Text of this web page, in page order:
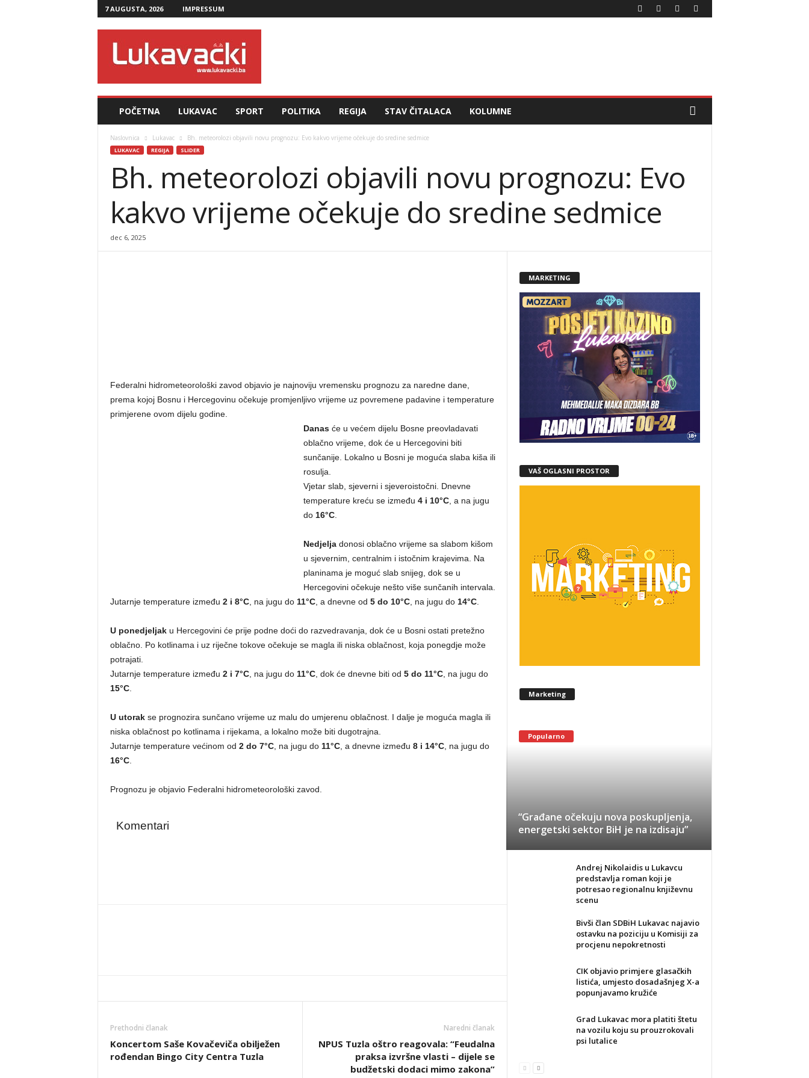
7 AUGUSTA, 2026 IMPRESSUM
L
POČETNA LUKAVAC SPORT POLITIKA REGIJA STAV ČITALACA KOLUMNE
Naslovnica Lukavac Bh. meteorolozi objavili novu prognozu: Evo kakvo vrijeme očekuje do sredine sedmice
LUKAVAC REGIJA SLIDER
Bh. meteorolozi objavili novu prognozu: Evo
kakvo vrijeme očekuje do sredine sedmice
dec 6, 2025
Federalni hidrometeorološki zavod objavio je najnoviju vremensku prognozu za naredne dane,
prema kojoj Bosnu i Hercegovinu očekuje promjenljivo vrijeme uz povremene padavine i temperature
primjerene ovom dijelu godine.
Danasće u većem dijelu Bosne preovladavati
oblačno vrijeme, dok će u Hercegovini biti
sunčanije. Lokalno u Bosni je moguća slaba kiša ili
rosulja.
Vjetar slab, sjeverni i sjeveroistočni. Dnevne
temperature kreću se između 4 i 10°C, a na jugu
do 16°C.
Nedjeljadonosi oblačno vrijeme sa slabom kišom
u sjevernim, centralnim i istočnim krajevima. Na
planinama je moguć slab snijeg, dok se u
Hercegovini očekuje nešto više sunčanih intervala.
Jutarnje temperature između 2 i 8°C, na jugu do 11°C, a dnevne od 5 do 10°C, na jugu do 14°C.
U ponedjeljaku Hercegovini će prije podne doći do razvedravanja, dok će u Bosni ostati pretežno
oblačno. Po kotlinama i uz riječne tokove očekuje se magla ili niska oblačnost, koja ponegdje može
potrajati.
Jutarnje temperature između 2 i 7°C, na jugu do 11°C, dok će dnevne biti od 5 do 11°C, na jugu do
15°C.
U utorakse prognozira sunčano vrijeme uz malu do umjerenu oblačnost. I dalje je moguća magla ili
niska oblačnost po kotlinama i rijekama, a lokalno može biti dugotrajna.
Jutarnje temperature većinom od 2 do 7°C, na jugu do 11°C, a dnevne između 8 i 14°C, na jugu do
16°C.
Prognozu je objavio Federalni hidrometeorološki zavod.
Komentari
Prethodni članak
Koncertom Saše Kovačeviča obilježen
rođendan Bingo City Centra Tuzla
Naredni članak
NPUS Tuzla oštro reagovala: “Feudalna
praksa izvršne vlasti – dijele se
budžetski dodaci mimo zakona”
MARKETING
VAŠ OGLASNI PROSTOR
Marketing
Popularno
“Građane očekuju nova poskupljenja,
energetski sektor BiH je na izdisaju”
Andrej Nikolaidis u Lukavcu
predstavlja roman koji je
potresao regionalnu književnu
scenu
Bivši član SDBiH Lukavac najavio
ostavku na poziciju u Komisiji za
procjenu nepokretnosti
CIK objavio primjere glasačkih
listića, umjesto dosadašnjeg X-a
popunjavamo kružiće
Grad Lukavac mora platiti štetu
na vozilu koju su prouzrokovali
psi lutalice